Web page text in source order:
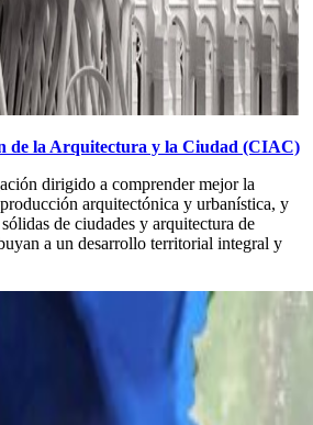
de la Arquitectura y la Ciudad (CIAC)
dirigido a comprender mejor la
arquitectónica y urbanística, y
de ciudades y arquitectura de
a un desarrollo territorial integral y